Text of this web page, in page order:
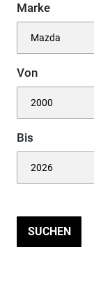
Marke
Von
Bis
SUCHEN